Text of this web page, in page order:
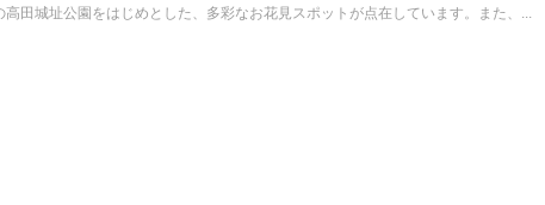
田城址公園をはじめとした、多彩なお花見スポットが点在しています。また、...